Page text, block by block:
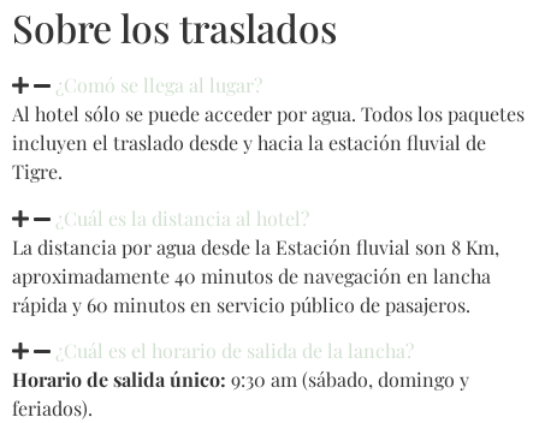
Sobre los traslados
¿Comó se llega al lugar?
Al hotel sólo se puede acceder por agua. Todos los paquetes
incluyen el traslado desde y hacia la estación fluvial de
Tigre.
¿Cuál es la distancia al hotel?
La distancia por agua desde la Estación fluvial son 8 Km,
aproximadamente 40 minutos de navegación en lancha
rápida y 60 minutos en servicio público de pasajeros.
¿Cuál es el horario de salida de la lancha?
Horario de salida único: 9:30 am (sábado, domingo y
feriados).